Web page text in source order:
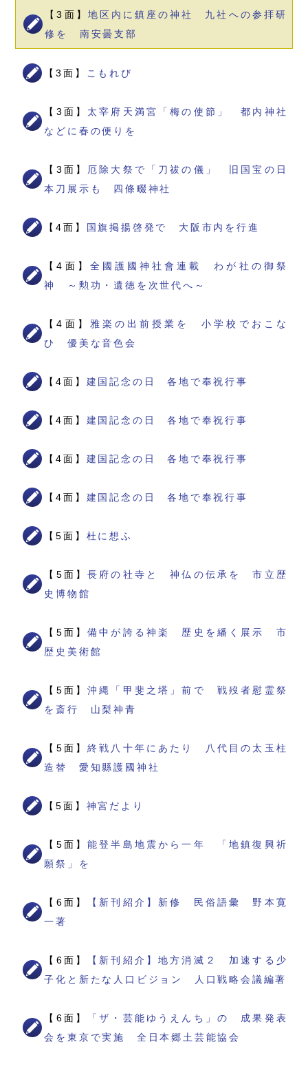
【3面】 地区内に鎮座の神社 九社への参拝研
修を 南安曇支部
【3面】 こもれび
【3面】 太宰府天満宮「梅の使節」 都内神社
などに春の便りを
【3面】
厄除大祭で「刀祓の儀」 旧国宝の日
本刀展示も 四條畷神社
【4面】 国旗掲揚啓発で 大阪市内を行進
【4面】 全國護國神社會連載 わが社の御祭
神 ～勲功・遺徳を次世代へ～
【4面】 雅楽の出前授業を 小学校でおこな
ひ 優美な音色会
【4面】 建国記念の日 各地で奉祝行事
【4面】 建国記念の日 各地で奉祝行事
【4面】 建国記念の日 各地で奉祝行事
【4面】 建国記念の日 各地で奉祝行事
【5面】 杜に想ふ
【5面】長府の社寺と 神仏の伝承を 市立歴
史博物館
【5面】備中が誇る神楽 歴史を繙く展示 市
歴史美術館
【5面】沖縄「甲斐之塔」前で 戦歿者慰霊祭
を斎行 山梨神青
【5面】終戦八十年にあたり 八代目の太玉柱
造替 愛知縣護國神社
【5面】 神宮だより
【5面】能登半島地震から一年 「地鎮復興祈
願祭」を
【6面】
【新刊紹介】新修 民俗語彙 野本寛
一著
【6面】
【新刊紹介】地方消滅２ 加速する少
子化と新たな人口ビジョン 人口戦略会議編著
【6面】
「ザ・芸能ゆうえんち」の 成果発表
会を東京で実施 全日本郷土芸能協会